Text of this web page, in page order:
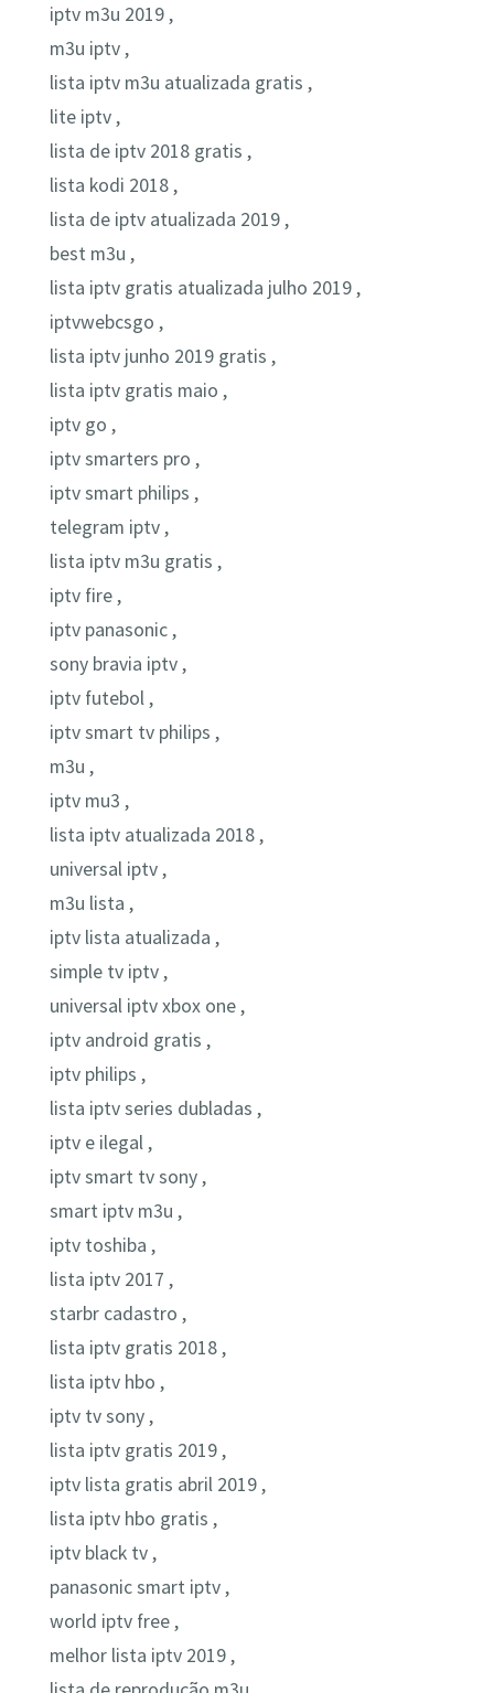
iptv m3u 2019 ,
m3u iptv ,
lista iptv m3u atualizada gratis ,
lite iptv ,
lista de iptv 2018 gratis ,
lista kodi 2018 ,
lista de iptv atualizada 2019 ,
best m3u ,
lista iptv gratis atualizada julho 2019 ,
iptvwebcsgo ,
lista iptv junho 2019 gratis ,
lista iptv gratis maio ,
iptv go ,
iptv smarters pro ,
iptv smart philips ,
telegram iptv ,
lista iptv m3u gratis ,
iptv fire ,
iptv panasonic ,
sony bravia iptv ,
iptv futebol ,
iptv smart tv philips ,
m3u ,
iptv mu3 ,
lista iptv atualizada 2018 ,
universal iptv ,
m3u lista ,
iptv lista atualizada ,
simple tv iptv ,
universal iptv xbox one ,
iptv android gratis ,
iptv philips ,
lista iptv series dubladas ,
iptv e ilegal ,
iptv smart tv sony ,
smart iptv m3u ,
iptv toshiba ,
lista iptv 2017 ,
starbr cadastro ,
lista iptv gratis 2018 ,
lista iptv hbo ,
iptv tv sony ,
lista iptv gratis 2019 ,
iptv lista gratis abril 2019 ,
lista iptv hbo gratis ,
iptv black tv ,
panasonic smart iptv ,
world iptv free ,
melhor lista iptv 2019 ,